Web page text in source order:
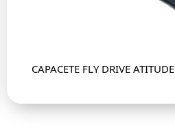
CAPACETE FLY DRIVE ATITUDE